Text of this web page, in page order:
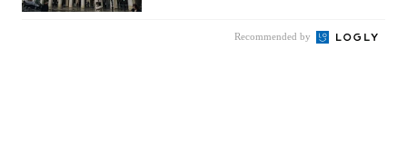
Recommended by